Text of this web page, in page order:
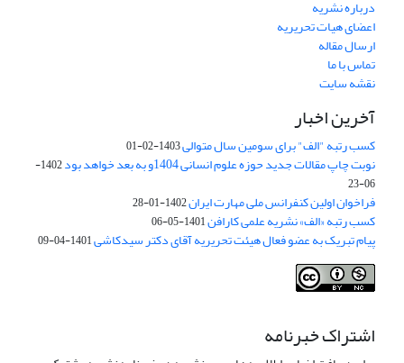
درباره نشریه
اعضای هیات تحریریه
ارسال مقاله
تماس با ما
نقشه سایت
آخرین اخبار
کسب رتبه "الف" برای سومین سال متوالی1403-02-01
نوبت چاپ مقالات جدید حوزه علوم انسانی 1404و به بعد خواهد بود
1402-
06-23
فراخوان اولین کنفرانس ملی مهارت ایران1402-01-28
کسب رتبه «الف» نشریه علمی کارافن1401-05-06
پیام تبریک به عضو فعال هیئت تحریریه آقای دکتر سیدکاشی1401-04-09
اشتراک خبرنامه